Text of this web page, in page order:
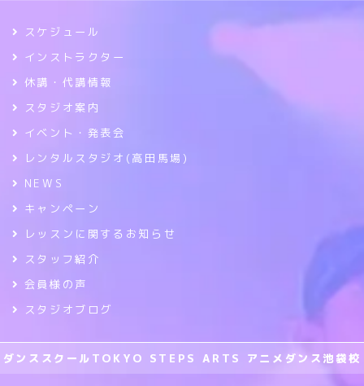
スケジュール
インストラクター
休講・代講情報
スタジオ案内
イベント・発表会
レンタルスタジオ(高田馬場)
NEWS
キャンペーン
レッスンに関するお知らせ
スタッフ紹介
会員様の声
スタジオブログ
ダンススクールTOKYO STEPS ARTS アニメダンス池袋校